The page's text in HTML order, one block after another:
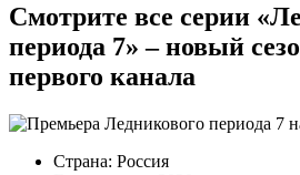
Смотрите все серии
периода 7» – новый
первого канала
Страна: Россия